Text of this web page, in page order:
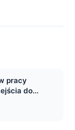
pracy
do...